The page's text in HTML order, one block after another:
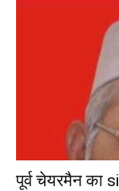
पूर्व चेयरमैन का